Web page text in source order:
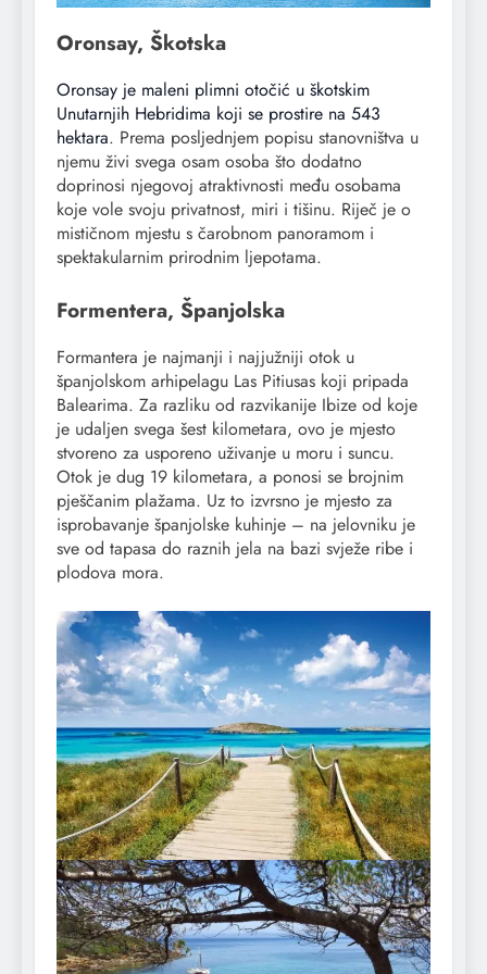
Oronsay, Škotska
Oronsay je maleni plimni otočić u škotskim
Unutarnjih Hebridima koji se prostire na 543
hektara. Prema posljednjem popisu stanovništva u
njemu živi svega osam osoba što dodatno
doprinosi njegovoj atraktivnosti među osobama
koje vole svoju privatnost, miri i tišinu. Riječ je o
mističnom mjestu s čarobnom panoramom i
spektakularnim prirodnim ljepotama.
Formentera, Španjolska
Formantera je najmanji i najjužniji otok u
španjolskom arhipelagu Las Pitiusas koji pripada
Balearima. Za razliku od razvikanije Ibize od koje
je udaljen svega šest kilometara, ovo je mjesto
stvoreno za usporeno uživanje u moru i suncu.
Otok je dug 19 kilometara, a ponosi se brojnim
pješčanim plažama. Uz to izvrsno je mjesto za
isprobavanje španjolske kuhinje – na jelovniku je
sve od tapasa do raznih jela na bazi svježe ribe i
plodova mora.